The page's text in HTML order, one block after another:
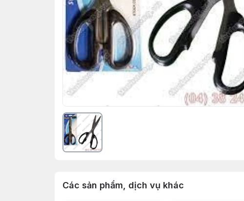
Các sản phẩm, dịch vụ khác